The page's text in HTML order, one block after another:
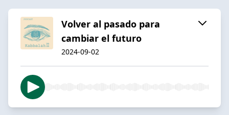
Volver al pasado para
cambiar el futuro
2024-09-02